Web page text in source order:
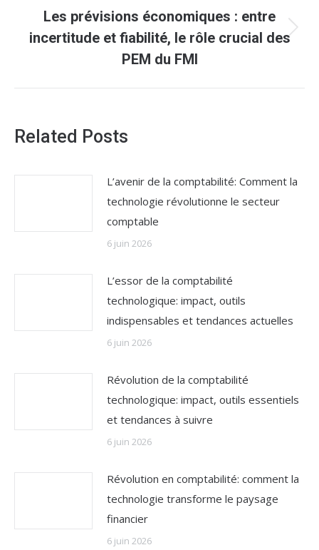
Article
suivant
Les prévisions économiques : entre
incertitude et fiabilité, le rôle crucial des
PEM du FMI
Related Posts
L’avenir de la comptabilité: Comment la
technologie révolutionne le secteur
comptable
6 juin 2026
L’essor de la comptabilité
technologique: impact, outils
indispensables et tendances actuelles
6 juin 2026
Révolution de la comptabilité
technologique: impact, outils essentiels
et tendances à suivre
6 juin 2026
Révolution en comptabilité: comment la
technologie transforme le paysage
financier
6 juin 2026